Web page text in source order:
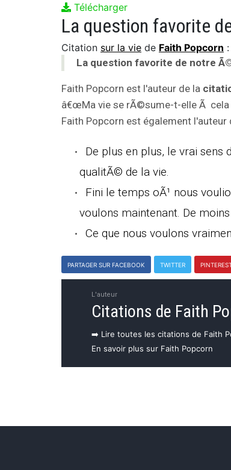
Télécharger
Citation sur la vie de Faith Popcorn :
La question favorite de notre
Faith Popcorn est l'auteur de la
â€œMa vie se rÃ©sume-t-elle Ã cela
Faith Popcorn est également l'auteur
De plus en plus, le vrai
qualitÃ© de la vie.
Fini le temps oÃ¹ nous
voulons maintenant. De
Ce que nous voulons
PARTAGER SUR FACEBOOK TWITTER
L'auteur
Citations de Faith
➡️ Lire toutes les citations de Faith
En savoir plus sur Faith Popcorn